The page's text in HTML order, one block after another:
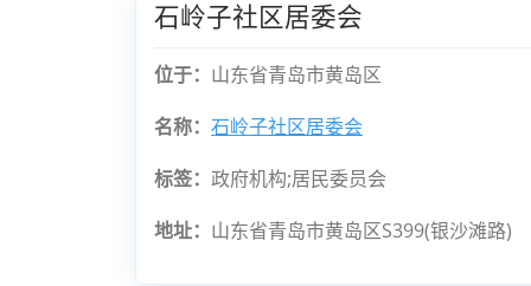
石岭子社区居委会
位于： 山东省青岛市黄岛区
名称： 石岭子社区居委会
标签： 政府机构;居民委员会
地址： 山东省青岛市黄岛区S399(银沙滩路)